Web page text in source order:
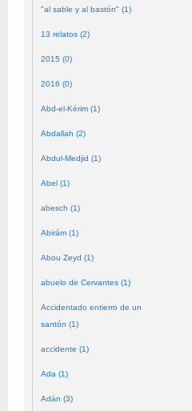
"al sable y al bastón" (1)
13 relatos (2)
2015 (0)
2016 (0)
Abd-el-Kérim (1)
Abdallah (2)
Abdul-Medjid (1)
Abel (1)
abesch (1)
Abirám (1)
Abou Zeyd (1)
abuelo de Cervantes (1)
Accidentado entierro de un
santón (1)
accidente (1)
Ada (1)
Adán (3)